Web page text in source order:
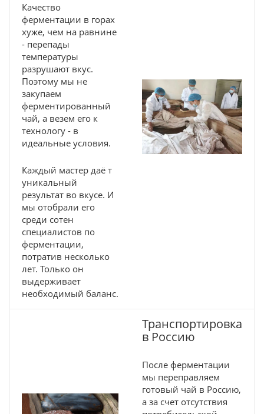
Качество
ферментации в горах
хуже, чем на равнине
- перепады
температуры
разрушают вкус.
Поэтому мы не
закупаем
ферментированный
чай, а везем его к
технологу - в
идеальные условия.
Каждый мастер даё т
уникальный
результат во вкусе. И
мы отобрали его
среди сотен
специалистов по
ферментации,
потратив несколько
лет. Только он
выдерживает
необходимый баланс.
Транспортировка
в Россию
После ферментации
мы переправляем
готовый чай в Россию,
а за счет отсутствия